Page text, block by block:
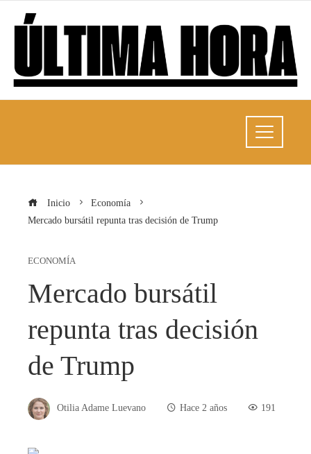
Inicio
Economía
Mercado bursátil repunta tras decisión de Trump
ECONOMÍA
Mercado bursátil
repunta tras decisión
de Trump
Otilia Adame Luevano Hace 2 años 191